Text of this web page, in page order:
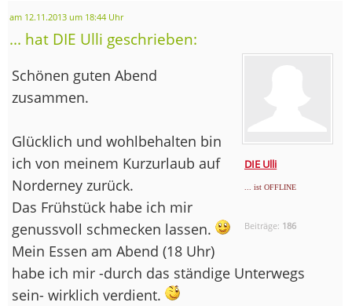
am 12.11.2013 um 18:44 Uhr
... hat DIE Ulli geschrieben:
DIE Ulli
... ist OFFLINE
Beiträge: 186
Schönen guten Abend
zusammen.
Glücklich und wohlbehalten bin
ich von meinem Kurzurlaub auf
Norderney zurück.
Das Frühstück habe ich mir
genussvoll schmecken lassen.
Mein Essen am Abend (18 Uhr)
habe ich mir -durch das ständige Unterwegs
sein- wirklich verdient.